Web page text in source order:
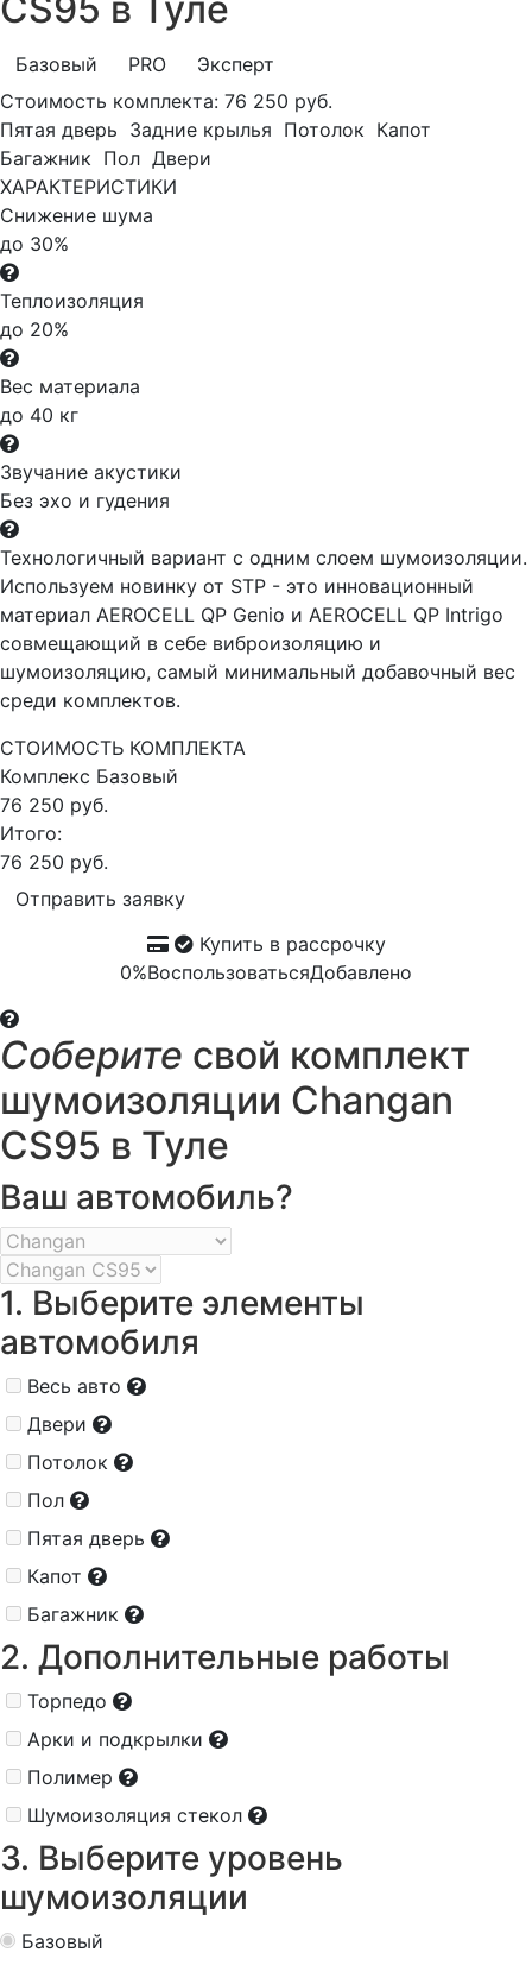
Базовый PRO
Эксперт
Стоимость комплекта: 76 250 руб.
Пятая дверь Задние крылья Потолок Капот
Багажник Пол Двери
ХАРАКТЕРИСТИКИ
Снижение шума
до 30%
Теплоизоляция
до 20%
Вес материала
до 40 кг
Звучание акустики
Без эхо и гудения
Технологичный вариант с одним слоем шумоизоляции.
Используем новинку от STP - это инновационный
материал AEROCELL QP Genio и AEROCELL QP Intrigo
совмещающий в себе виброизоляцию и
шумоизоляцию, самый минимальный добавочный вес
среди комплектов.
СТОИМОСТЬ КОМПЛЕКТА
Комплекс Базовый
76 250 руб.
Итого:
76 250 руб.
Отправить заявку
Купить в рассрочку
0%ВоспользоватьсяДобавлено
Соберите свой комплект
шумоизоляции Changan
CS95 в Туле
Ваш автомобиль?
1. Выберите элементы
автомобиля
Весь авто
Двери
Потолок
Пол
Пятая дверь
Капот
Багажник
2. Дополнительные работы
Торпедо
Арки и подкрылки
Полимер
Шумоизоляция стекол
3. Выберите уровень
шумоизоляции
Базовый